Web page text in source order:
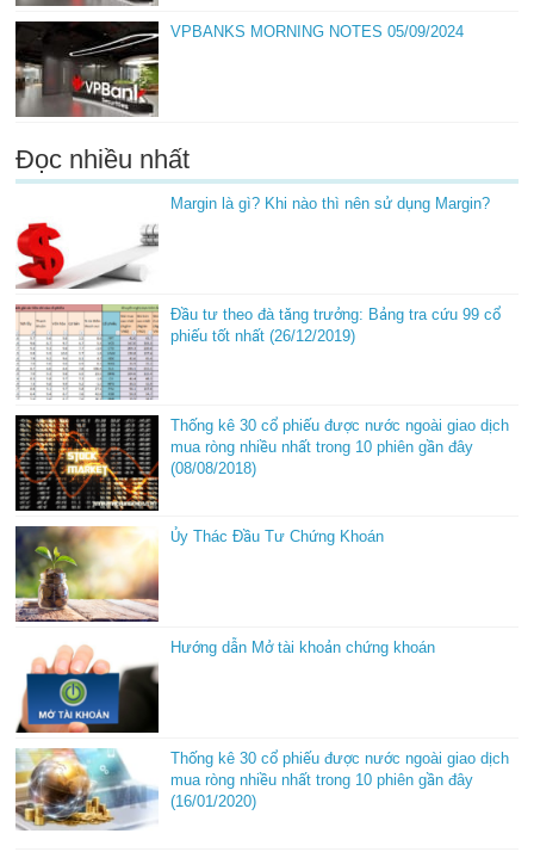
VPBANKS MORNING NOTES 05/09/2024
Đọc nhiều nhất
Margin là gì? Khi nào thì nên sử dụng Margin?
Đầu tư theo đà tăng trưởng: Bảng tra cứu 99 cổ
phiếu tốt nhất (26/12/2019)
Thống kê 30 cổ phiếu được nước ngoài giao dịch
mua ròng nhiều nhất trong 10 phiên gần đây
(08/08/2018)
Ủy Thác Đầu Tư Chứng Khoán
Hướng dẫn Mở tài khoản chứng khoán
Thống kê 30 cổ phiếu được nước ngoài giao dịch
mua ròng nhiều nhất trong 10 phiên gần đây
(16/01/2020)